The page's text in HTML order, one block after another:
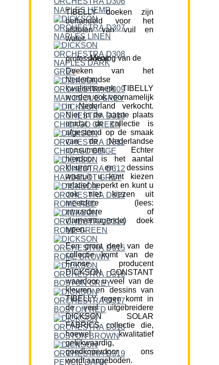
TIBELLY doeken zijn
behandeld voor het
afstoten van vuil en
water.
Mening van de professional:
Doeken van het
Nederlandse
kwaliteitsmerk TIBELLY
worden ook voornamelijk
in Nederland verkocht.
Niet in de laatste plaats
omdat de collectie is
afgestemd op de smaak
van de Nederlandse
consument. Echter
hierdoor is het aantal
kleuren en dessins
waaruit u kunt kiezen
relatief beperkt en kunt u
ook niet kiezen uit
meerdere (lees:
zwaardere of
vlamvertragende) doek
typen.
Een groot deel van de
collectie komt van de
Franse producent
DICKSON CONSTANT
waardoor u veel van de
kleuren en dessins van
TIBELLY tegen komt in
de veel uitgebreidere
DICKSON SOLAR
FABRICS collectie die,
hoewel kwalitatief
gelijkwaardig,
goedkoperdoor ons
wordt aangeboden.